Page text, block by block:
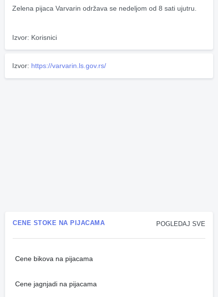
Zelena pijaca Varvarin održava se nedeljom od 8 sati ujutru.
Izvor: Korisnici
Izvor: https://varvarin.ls.gov.rs/
POGLEDAJ SVE
CENE STOKE NA PIJACAMA
Cene bikova na pijacama
Cene jagnjadi na pijacama